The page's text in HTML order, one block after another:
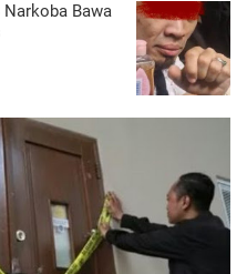
Bawa